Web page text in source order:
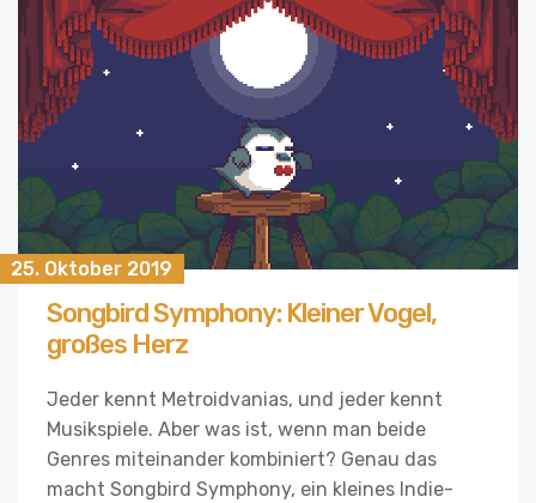
25. Oktober 2019
Songbird Symphony: Kleiner Vogel,
großes Herz
Jeder kennt Metroidvanias, und jeder kennt
Musikspiele. Aber was ist, wenn man beide
Genres miteinander kombiniert? Genau das
macht Songbird Symphony, ein kleines Indie-